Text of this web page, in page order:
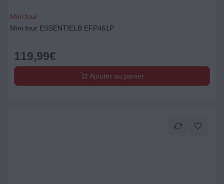
Mini four
Mini four ESSENTIELB EFP461P
119,99€
Ajouter au panier